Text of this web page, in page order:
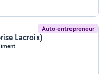
Auto-entrepreneur
Lacroix)